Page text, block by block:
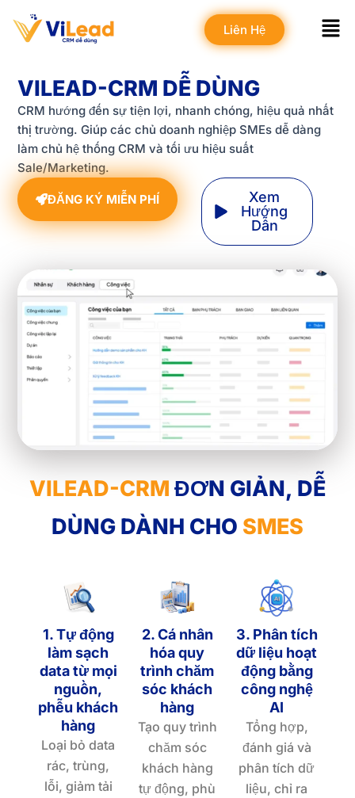
content
Liên Hệ
VILEAD-CRM DỄ DÙNG
CRM hướng đến sự tiện lợi, nhanh chóng, hiệu quả nhất
thị trường. Giúp các chủ doanh nghiệp SMEs dễ dàng
làm chủ hệ thống CRM và tối ưu hiệu suất
Sale/Marketing.
ĐĂNG KÝ MIỄN PHÍ
Xem
Hướng
Dẫn
VILEAD-CRM ĐƠN GIẢN, DỄ
DÙNG DÀNH CHO SMES
1. Tự động
làm sạch
data từ mọi
nguồn,
phễu khách
hàng
Loại bỏ data
rác, trùng,
lỗi, giảm tải
2. Cá nhân
hóa quy
trình chăm
sóc khách
hàng
Tạo quy trình
chăm sóc
khách hàng
tự động, phù
3. Phân tích
dữ liệu hoạt
động bằng
công nghệ
AI
Tổng hợp,
đánh giá và
phân tích dữ
liệu, chỉ ra